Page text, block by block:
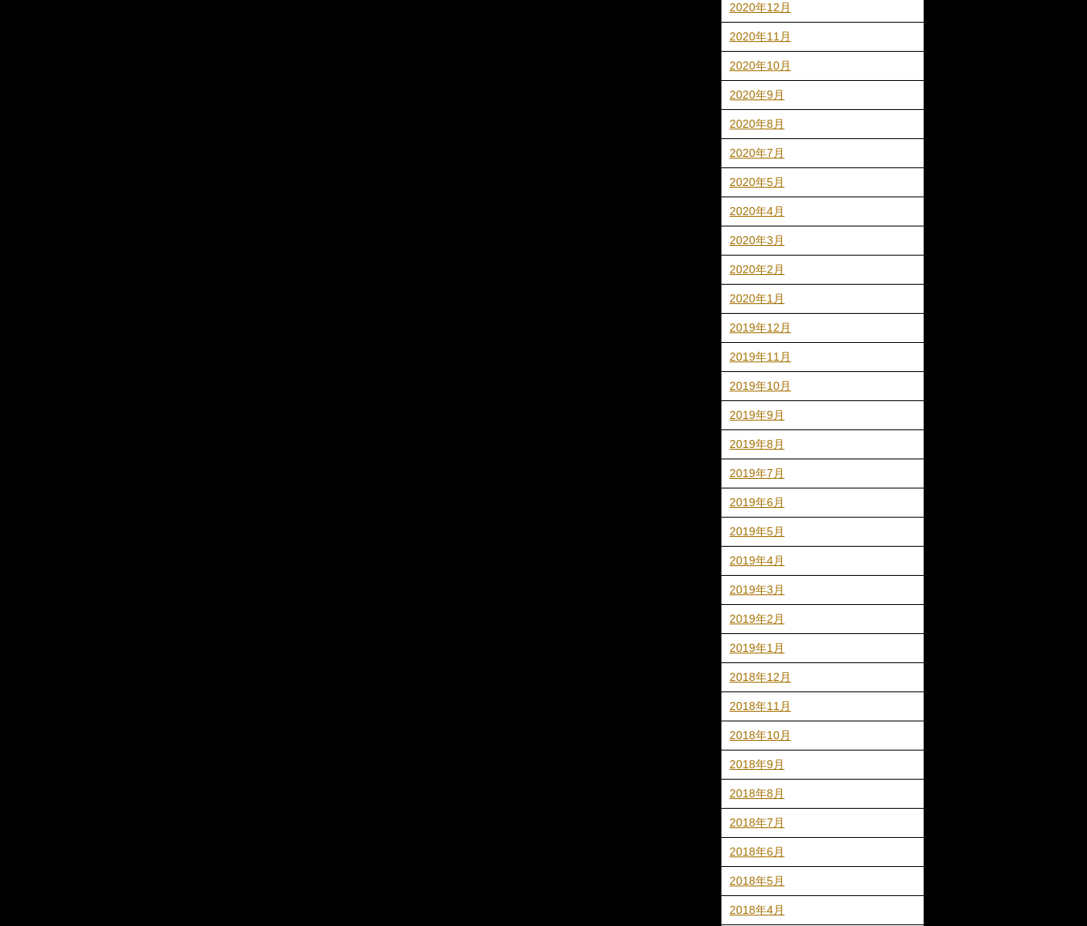
2020年12月
2020年11月
2020年10月
2020年9月
2020年8月
2020年7月
2020年5月
2020年4月
2020年3月
2020年2月
2020年1月
2019年12月
2019年11月
2019年10月
2019年9月
2019年8月
2019年7月
2019年6月
2019年5月
2019年4月
2019年3月
2019年2月
2019年1月
2018年12月
2018年11月
2018年10月
2018年9月
2018年8月
2018年7月
2018年6月
2018年5月
2018年4月